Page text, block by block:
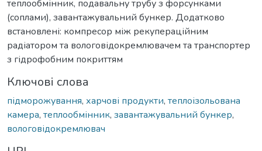
теплообмінник, подавальну трубу з форсунками
(соплами), завантажувальний бункер. Додатково
встановлені: компресор між рекупераційним
радіатором та вологовідокремлювачем та транспортер
з гідрофобним покриттям
Ключові слова
підморожування, харчові продукти, теплоізольована
камера, теплообмінник, завантажувальний бункер,
вологовідокремлювач